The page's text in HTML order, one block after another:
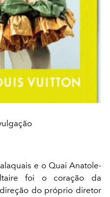
e o Quai Anatole-
foi o coração da
do próprio diretor